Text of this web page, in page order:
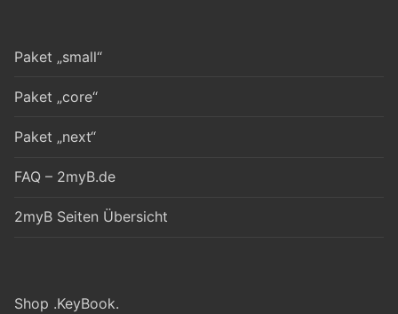
Paket „small“
Paket „core“
Paket „next“
FAQ – 2myB.de
2myB Seiten Übersicht
Shop .KeyBook.